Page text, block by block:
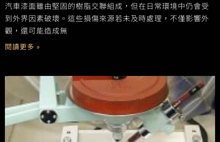
汽車漆面雖由堅固的樹脂交聯組成，但在日常環境中仍會受
到外界因素破壞。這些損傷來源若未及時處理，不僅影響外
觀，還可能造成無
閱讀更多 »